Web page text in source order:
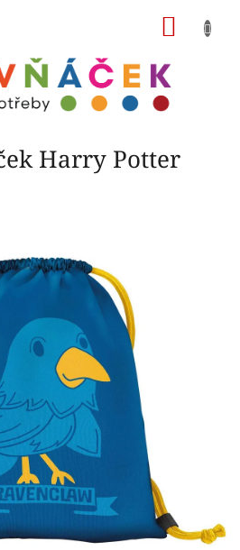
Harry Potter